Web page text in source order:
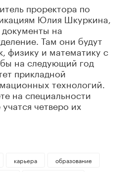
проректора по
Юлия Шкуркина,
на
Там они будут
физику и математику с
на следующий год
прикладной
технологий.
на специальности
четверо их
карьера образование